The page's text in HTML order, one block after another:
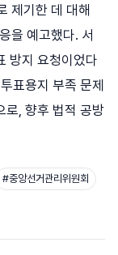
제기한 데 대해
을 예고했다. 서
방지 요청이었다
표용지 부족 문제
로, 향후 법적 공방
#중앙선거관리위원회